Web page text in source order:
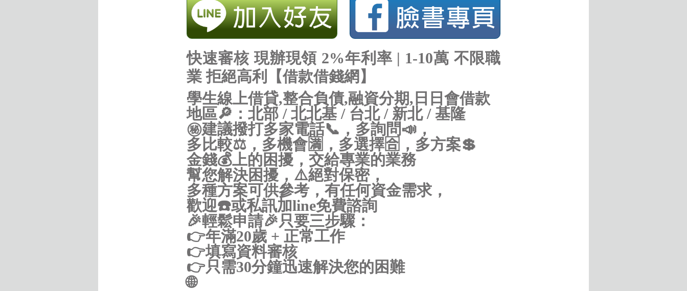
快速審核 現辦現領 2%年利率 | 1-10萬 不限職
業 拒絕高利【借款借錢網】
學生線上借貸,整合負債,融資分期,日日會借款
地區🔎：北部 / 北北基 / 台北 / 新北 / 基隆
㊙建議撥打多家電話📞，多詢問📣，
多比較⚖，多機會🈵，多選擇🈴，多方案💲
金錢💰上的困擾，交給專業的業務
幫您解決困擾，⚠️絕對保密，
多種方案可供參考，有任何資金需求，
歡迎☎️或私訊加line免費諮詢
🎉輕鬆申請🎉只要三步驟：
👉年滿20歲 + 正常工作
👉填寫資料審核
👉只需30分鐘迅速解決您的困難
🌐